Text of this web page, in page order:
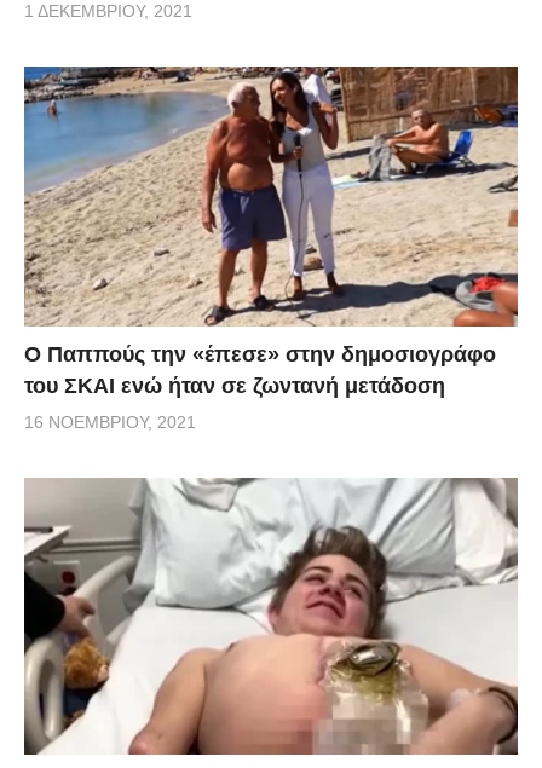
1 ΔΕΚΕΜΒΡΊΟΥ, 2021
Ο Παππούς την «έπεσε» στην δημοσιογράφο
του ΣΚΑΙ ενώ ήταν σε ζωντανή μετάδοση
16 ΝΟΕΜΒΡΊΟΥ, 2021